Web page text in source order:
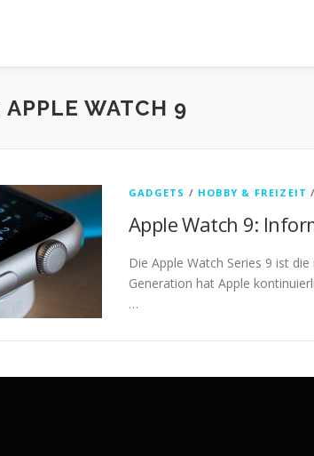
APPLE WATCH 9
GADGETS / HOBBY & FREIZEIT /
Apple Watch 9:
Die Apple Watch Series 9 ist
Generation hat Apple
…